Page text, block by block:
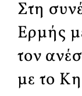
Στη
Ερμής
τον
με το